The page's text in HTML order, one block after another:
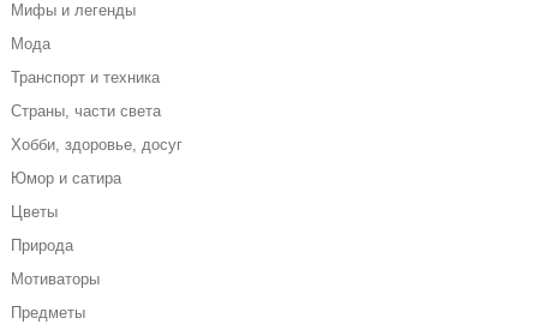
Мифы и легенды
Мода
Транспорт и техника
Страны, части света
Хобби, здоровье, досуг
Юмор и сатира
Цветы
Природа
Мотиваторы
Предметы